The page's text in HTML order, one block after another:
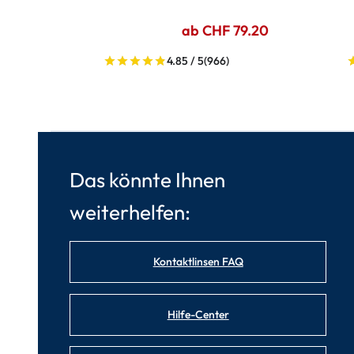
ab CHF 79.20
4.85 / 5(966)
Das könnte Ihnen
weiterhelfen:
Kontaktlinsen FAQ
Hilfe-Center